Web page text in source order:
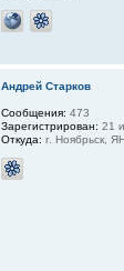
Андрей Старков
Сообщения: 473
Зарегистрирован: 21
Откуда: г. Ноябрьск,